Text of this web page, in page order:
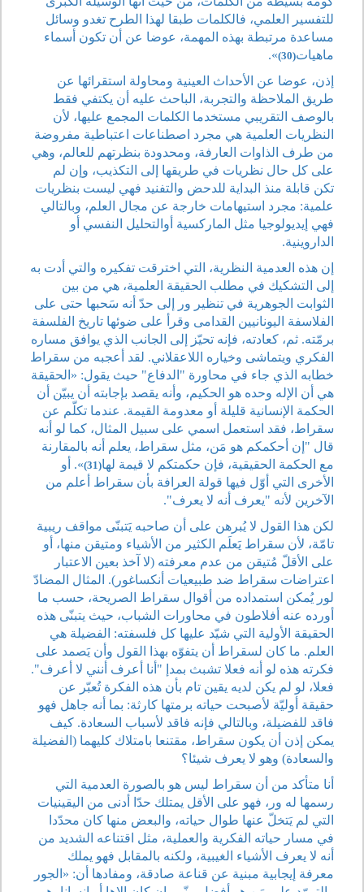
للتفسير العلمي، فالكلمات طبقا لهذا الطرح تغدو وسائل
مساعدة مرتبطة بهذه المهمة، عوضا عن أن تكون أسماء
ماهيات(30)
».
إذن، عوضا عن الأحداث العينية ومحاولة استقرائها عن
طريق الملاحظة والتجربة، الباحث عليه أن يكتفي فقط
بالوصف التقريبي مستخدما الكلمات المجمع عليها، لأن
النظريات العلمية هي مجرد اصطناعات اعتباطية مفروضة
من طرف الذاوات العارفة، ومحدودة بنظرتهم للعالم، وهي
على كل حال نظريات في طريقها إلى التكذيب، وإن لم
تكن قابلة منذ البداية للدحض والتفنيد فهي ليست بنظريات
علمية: مجرد استيهامات خارجة عن مجال العلم، وبالتالي
فهي إيديولوجيا مثل الماركسية أوالتحليل النفسي أو
الداروينية.
إن هذه العدمية النظرية، التي اخترقت تفكيره والتي أدت به
إلى التشكيك في مطلب الحقيقة العلمية، هي من بين
الثوابت الجوهرية في تنظير ور إلى حدّ أنه سَحبها حتى على
الفلاسفة اليونانيين القدامى وقرأ على ضوئها تاريخ الفلسفة
برمّته. ثم، كعادته، فإنه تحيّز إلى الجانب الذي يوافق مساره
الفكري ويتماشى وخياره اللاعقلاني. لقد أعجبه من سقراط
خطابه الذي جاء في محاورة "الدفاع" حيث يقول: «الحقيقة
هي أن الإله وحده هو الحكيم، وأنه يقصد بإجابته أن يبيّن أن
الحكمة الإنسانية قليلة أو معدومة القيمة. عندما تكلّم عن
سقراط، فقد استعمل اسمي على سبيل المثال، كما لو أنه
قال "إن أحكمكم هو مَن، مثل سقراط، يعلم أنه بالمقارنة
مع الحكمة الحقيقية، فإن حكمتكم لا قيمة لها(31)
». أو
الأخرى التي أوّل فيها قولة العرافة بأن سقراط أعلم من
الآخرين لأنه "يعرف أنه لا يعرف".
لكن هذا القول لا يُبرهن على أن صاحبه يَتبنّى مواقف ريبية
تامّة، لأن سقراط يَعلَم الكثير من الأشياء ومتيقن منها، أو
على الأقلّ مُتيقن من عدم معرفته (لا آخذ بعين الاعتبار
اعتراضات سقراط ضد طبيعيات أنكساغور). المثال المضادّ
لور يُمكن استمداده من أقوال سقراط الصريحة، حسب ما
أورده عنه أفلاطون في محاورات الشباب، حيث يتبنّى هذه
الحقيقة الأولية التي شيّد عليها كل فلسفته: الفضيلة هي
العلم. ما كان لسقراط أن يتفوّه بهذا القول وأن يَصمد على
فكرته هذه لو أنه فعلا تشبث بمدإ "أنا أعرف أنني لا أعرف".
فعلا، لو لم يكن لديه يقين تام بأن هذه الفكرة تُعبّر عن
حقيقة أوليّة لأصبحت حياته برمتها كارثة: بما أنه جاهل فهو
فاقد للفضيلة، وبالتالي فإنه فاقد لأسباب السعادة. كيف
يمكن إذن أن يكون سقراط، مقتنعا بامتلاك كليهما (الفضيلة
والسعادة) وهو لا يعرف شيئا؟
أنا متأكد من أن سقراط ليس هو بالصورة العدمية التي
رسمها له ور، فهو على الأقل يمتلك حدّا أدنى من اليقينيات
التي لم يَتخلّ عنها طوال حياته، والبعض منها كان محدّدا
في مسار حياته الفكرية والعملية، مثل اقتناعه الشديد من
أنه لا يعرف الأشياء الغيبية، ولكنه بالمقابل فهو يملك
معرفة إيجابية مبنية عن قناعة صادقة، ومفادها أن: «الجور